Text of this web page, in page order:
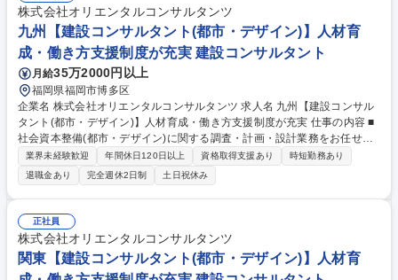
（デジタルによる効率的な資材管理・物流業務の再構築）■GX（企業戦略
立案～推進支援）■ALM（アセットマネジメントシステムの構築） 募集職
種 【都市計画・不動産業界/コンサルタント】社会インフラ業界×サービス
開発
株式会社オリエンタルコンサルタンツ
九州【建設コンサルタント(都市・デザイン)】人材育
成・働き方支援制度が充実 建設コンサルタント
月給35万2000円以上
福岡県福岡市博多区
企業名 株式会社オリエンタルコンサルタンツ 求人名 九州【建設コンサル
タント(都市・デザイン)】人材育成・働き方支援制度が充実 仕事の内容 ■
社会資本整備(都市・デザイン)に関する調査・計画・設計業務をお任せし
ます。 ・地域の自然環境、歴史文化を踏まえ景観や街づくりをはじめとし
た都市開発事業において、積極的に新たな技術/工法/手法を用いた、次世
代に残る都市や景観の設計に携わって頂きます。 《計画・設計事例》 陸
前高田市震災復興支援、渋谷駅周辺交通施設設備の導入可能性検討、首都
高上野線秋葉原駅前修景等の計画・設計を手掛けています。 募集職種 九
州【建設コンサルタント(都市・デザイン)】人材育成・働き方支援制度が
充実
業界未経験歓迎 年間休日120日以上 資格取得支援あり
時短勤務あり
退職金あり
完全週休2日制 土日祝休み
正社員
株式会社オリエンタルコンサルタンツ
関東【建設コンサルタント(都市・デザイン)】人材育